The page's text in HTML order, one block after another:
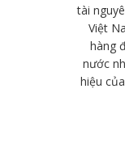
tài
Việt
hàng
nước
hiệu